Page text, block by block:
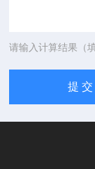
请输入计算结果（